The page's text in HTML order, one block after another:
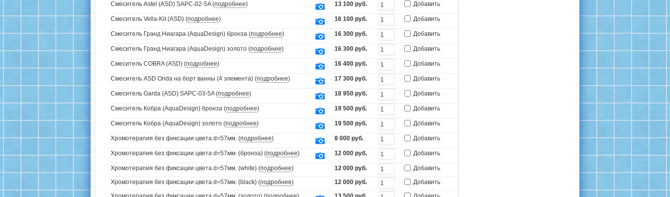
Смеситель Astel (ASD) SAPC-02-5A (подробнее) 13 100 руб. Добавить
Смеситель Vella-Kit (ASD) (подробнее) 16 100 руб. Добавить
Смеситель Гранд Ниагара (AquaDesign) бронза (подробнее) 16 300 руб. Добавить
Смеситель Гранд Ниагара (AquaDesign) золото (подробнее) 16 300 руб. Добавить
Смеситель COBRA (ASD) (подробнее) 16 400 руб. Добавить
Смеситель ASD Onda на борт ванны (4 элемента) (подробнее) 17 300 руб. Добавить
Смеситель Garda (ASD) SAPC-03-5A (подробнее) 18 950 руб. Добавить
Смеситель Кобра (AquaDesign) бронза (подробнее) 19 500 руб. Добавить
Смеситель Кобра (AquaDesign) золото (подробнее) 19 500 руб. Добавить
Хромотерапия без фиксации цвета d=57мм. (подробнее) 8 000 руб. Добавить
Хромотерапия без фиксации цвета d=57мм. (бронза) (подробнее) 12 000 руб. Добавить
Хромотерапия без фиксации цвета d=57мм. (white) (подробнее) 12 000 руб.
Добавить
Хромотерапия без фиксации цвета d=57мм. (black) (подробнее) 12 000 руб.
Добавить